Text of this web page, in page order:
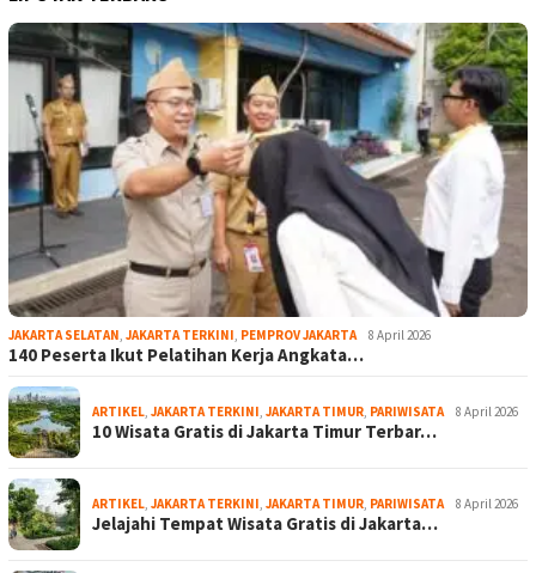
JAKARTA SELATAN, JAKARTA TERKINI, PEMPROV JAKARTA 8 April 2026
140 Peserta Ikut Pelatihan Kerja Angkata…
ARTIKEL, JAKARTA TERKINI, JAKARTA TIMUR, PARIWISATA 8 April 2026
10 Wisata Gratis di Jakarta Timur Terbar…
ARTIKEL, JAKARTA TERKINI, JAKARTA TIMUR, PARIWISATA 8 April 2026
Jelajahi Tempat Wisata Gratis di Jakarta…